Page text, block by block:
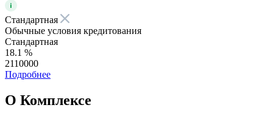
Стандартная
Обычные условия кредитования
Стандартная
18.1 %
2110000
Подробнее
О Комплексе